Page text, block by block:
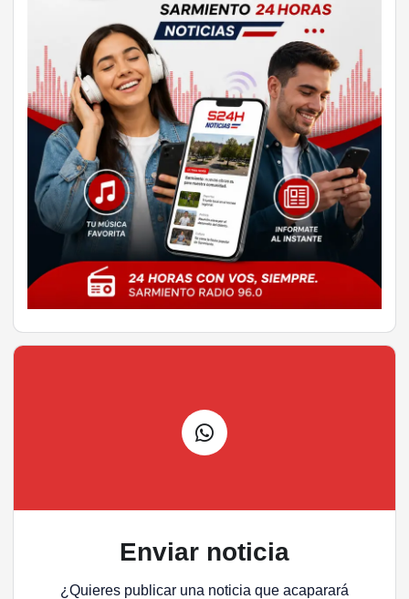
Enviar noticia
¿Quieres publicar una noticia que acaparará